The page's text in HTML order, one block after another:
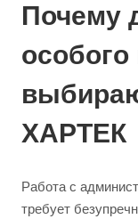
Почему
особого
ХАРТЕК
Работа с
требует